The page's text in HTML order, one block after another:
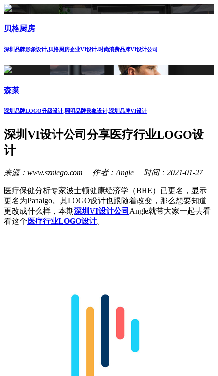
贝格厨房
深圳品牌形象设计,贝格厨房企业VI设计.时尚消费品牌VI设计公司
森莱
深圳品牌LOGO升级设计,照明品牌形象设计,深圳品牌VI设计
深圳VI设计公司分享医疗行业LOGO设
计
来源：www.szniego.com 作者：Angle 时间：2021-01-27
医疗保健分析专家波士顿健康经济学（BHE）已更名，显示
更名为Panalgo。其LOGO设计也跟随着改变，那么想要知道
更改成什么样，本期深圳VI设计公司 Angle就带大家一起去看
看这个 医疗行业LOGO设计。